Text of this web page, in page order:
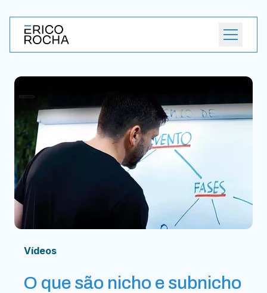
Abrir
Vídeos
O que são nicho e subnicho